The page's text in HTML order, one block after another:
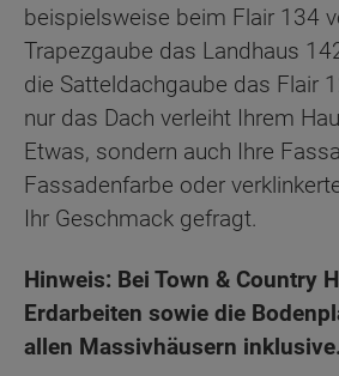
beispielsweise beim Flair 134
Trapezgaube das Landhaus
die Satteldachgaube das Flair
nur das Dach verleiht Ihrem
Etwas, sondern auch Ihre
Fassadenfarbe oder
Ihr Geschmack gefragt.
Hinweis: Bei Town & Country
Erdarbeiten sowie die
allen Massivhäusern inklusive.